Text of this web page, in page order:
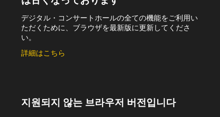
デジタル・コンサートホールの全ての機能をご利用い
ただくために、ブラウザを最新版に更新してくださ
い。
詳細はこちら
지원되지 않는 브라우저 버전입니다